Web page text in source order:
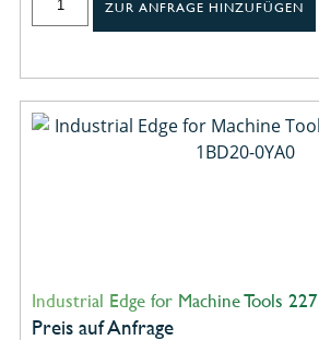
ZUR ANFRAGE HINZUFÜGEN
Industrial Edge for Machine Tools 227
Preis auf Anfrage